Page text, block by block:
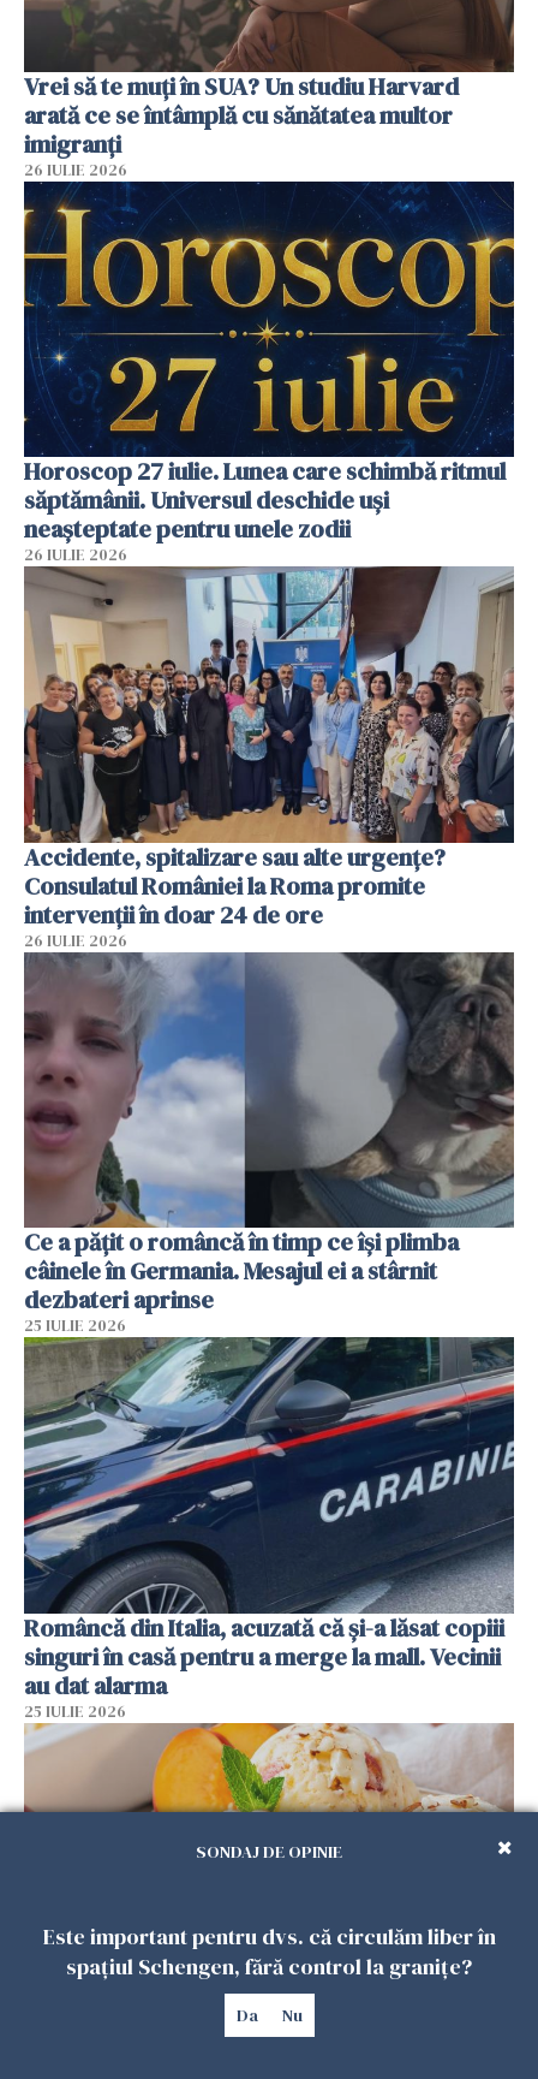
Vrei să te muți în SUA? Un studiu Harvard
arată ce se întâmplă cu sănătatea multor
imigranți
26 IULIE 2026
Horoscop 27 iulie. Lunea care schimbă ritmul
săptămânii. Universul deschide uși
neașteptate pentru unele zodii
26 IULIE 2026
Accidente, spitalizare sau alte urgențe?
Consulatul României la Roma promite
intervenții în doar 24 de ore
26 IULIE 2026
Ce a pățit o româncă în timp ce își plimba
câinele în Germania. Mesajul ei a stârnit
dezbateri aprinse
25 IULIE 2026
Româncă din Italia, acuzată că și-a lăsat copiii
singuri în casă pentru a merge la mall. Vecinii
au dat alarma
25 IULIE 2026
Înghețata de casă cu nectarine care
cucerește vara. Rețeta fără aparat, gata din
SONDAJ DE OPINIE
Este important pentru dvs. că circulăm liber în
spațiul Schengen, fără control la granițe?
Da Nu